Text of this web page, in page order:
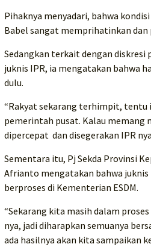
Pihaknya menyadari, bahwa
Babel sangat memprihatinkan dan
Sedangkan terkait dengan
juknis IPR, ia mengatakan bahwa
dulu.
“Rakyat sekarang terhimpit, tentu
pemerintah pusat. Kalau memang
dipercepat dan disegerakan IPR
Sementara itu, Pj Sekda Provinsi
Afrianto mengatakan bahwa juknis
berproses di Kementerian ESDM.
“Sekarang kita masih dalam
nya, jadi diharapkan semuanya
ada hasilnya akan kita sampaikan